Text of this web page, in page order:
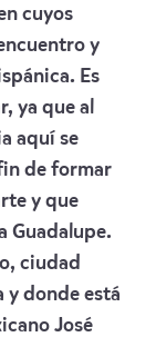
cuyos
y
Es
ya que al
aquí se
de formar
y que
Guadalupe.
ciudad
y donde está
José